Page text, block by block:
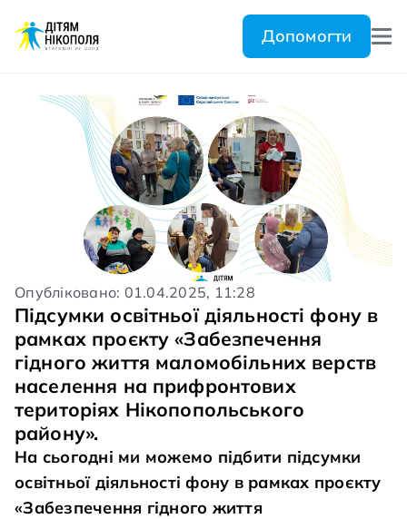
Допомогти
Опубліковано: 01.04.2025, 11:28
Підсумки освітньої діяльності фону в
рамках проєкту «Забезпечення
гідного життя маломобільних верств
населення на прифронтових
територіях Нікопопольського
району».
На сьогодні ми можемо підбити підсумки
освітньої діяльності фону в рамках проєкту
«Забезпечення гідного життя